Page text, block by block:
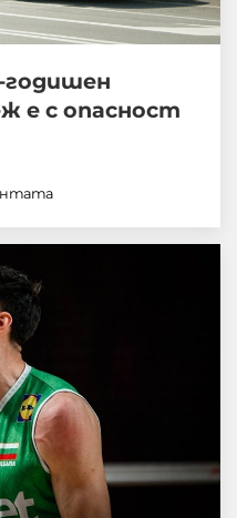
годишен
е с опасност